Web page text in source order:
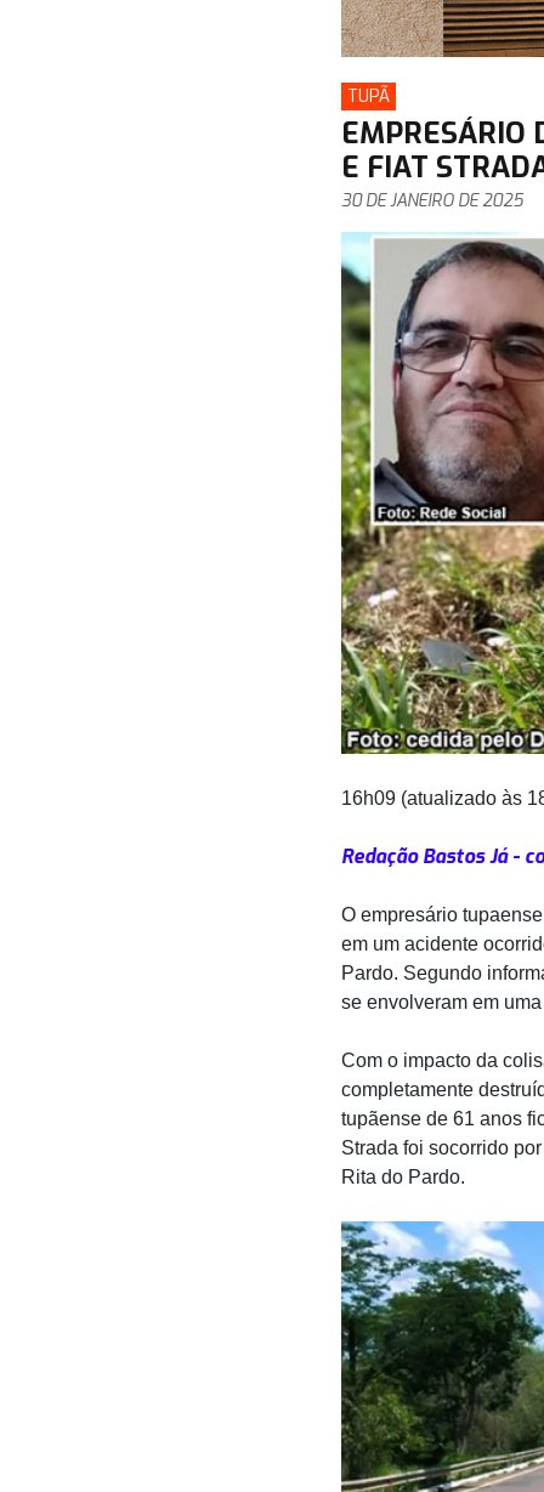
TUPÃ
EMPRESÁRIO
E FIAT
30 DE JANEIRO DE 2025
16h09 (atualizado às
Redação Bastos Já -
O empresário
em um acidente
Pardo. Segundo
se envolveram em
Com o impacto da
completamente
tupãense de 61 anos
Strada foi socorrido
Rita do Pardo.